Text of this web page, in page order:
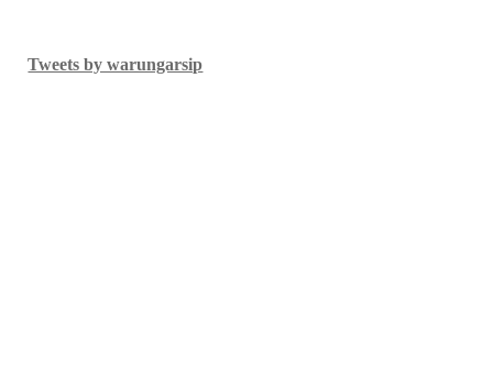
Tweets by warungarsip